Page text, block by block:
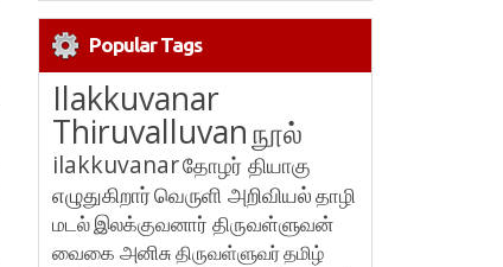
Popular Tags
Ilakkuvanar
Thiruvalluvanநூல்
ilakkuvanarதோழர் தியாகு
எழுதுகிறார்வெருளி அறிவியல்தாழி
மடல்இலக்குவனார் திருவள்ளுவன்
வைகை அனிசுதிருவள்ளுவர்தமிழ்